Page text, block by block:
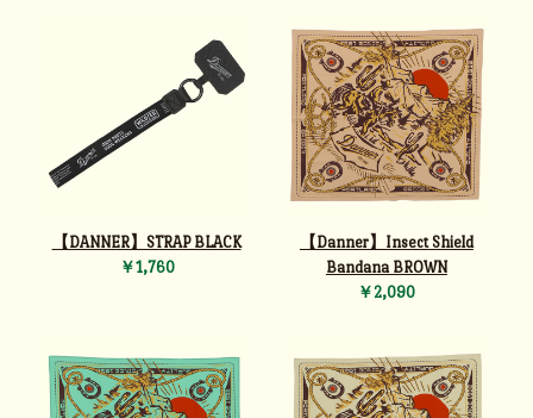
【DANNER】STRAP BLACK
￥1,760
【Danner】Insect Shield
Bandana BROWN
￥2,090